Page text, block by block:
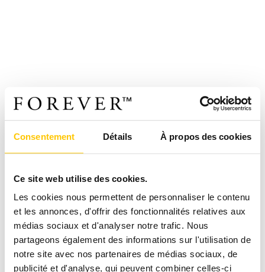
Consentement Détails À propos des cookies
Ce site web utilise des cookies.
Les cookies nous permettent de personnaliser le contenu
et les annonces, d'offrir des fonctionnalités relatives aux
médias sociaux et d'analyser notre trafic. Nous
partageons également des informations sur l'utilisation de
notre site avec nos partenaires de médias sociaux, de
publicité et d'analyse, qui peuvent combiner celles-ci